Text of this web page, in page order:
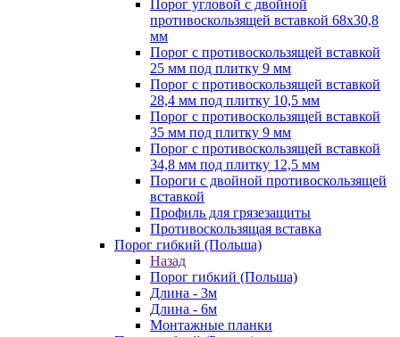
Порог угловой с двойной
противоскользящей вставкой 68х30,8
мм
Порог с противоскользящей вставкой
25 мм под плитку 9 мм
Порог с противоскользящей вставкой
28,4 мм под плитку 10,5 мм
Порог с противоскользящей вставкой
35 мм под плитку 9 мм
Порог с противоскользящей вставкой
34,8 мм под плитку 12,5 мм
Пороги с двойной противоскользящей
вставкой
Профиль для грязезащиты
Противоскользящая вставка
Порог гибкий (Польша)
Назад
Порог гибкий (Польша)
Длина - 3м
Длина - 6м
Монтажные планки